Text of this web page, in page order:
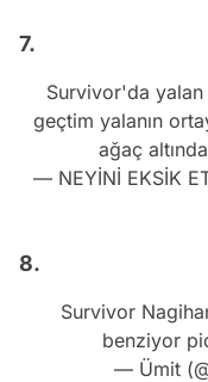
7.
Survivor'da
geçtim yalanın
ağaç
— NEYİNİ EKSİK
8.
Survivor
benziyor
— Ümit